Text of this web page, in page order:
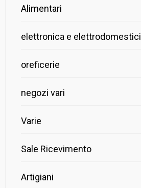
Alimentari
elettronica e elettrodomestici
oreficerie
negozi vari
Varie
Sale Ricevimento
Artigiani